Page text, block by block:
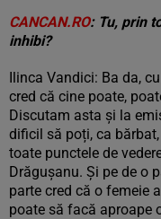
CANCAN.RO: Tu, prin
inhibi?
Ilinca Vandici: Ba da,
cred că cine poate,
Discutam asta și la
dificil să poți, ca
toate punctele de
Drăgușanu. Și pe de o
parte cred că o femeie
poate să facă aproape